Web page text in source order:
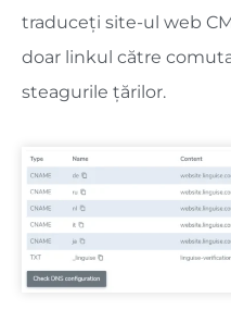
traduceți site-ul web
doar linkul către
steagurile țărilor.